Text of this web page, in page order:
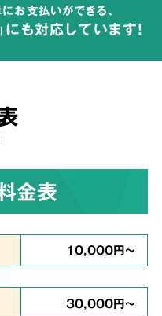
液や汚物の汚れを
持ちに
真心を
込めて対応
お支払いができる、
も対応しています!
金表
10,000円～
30,000円～